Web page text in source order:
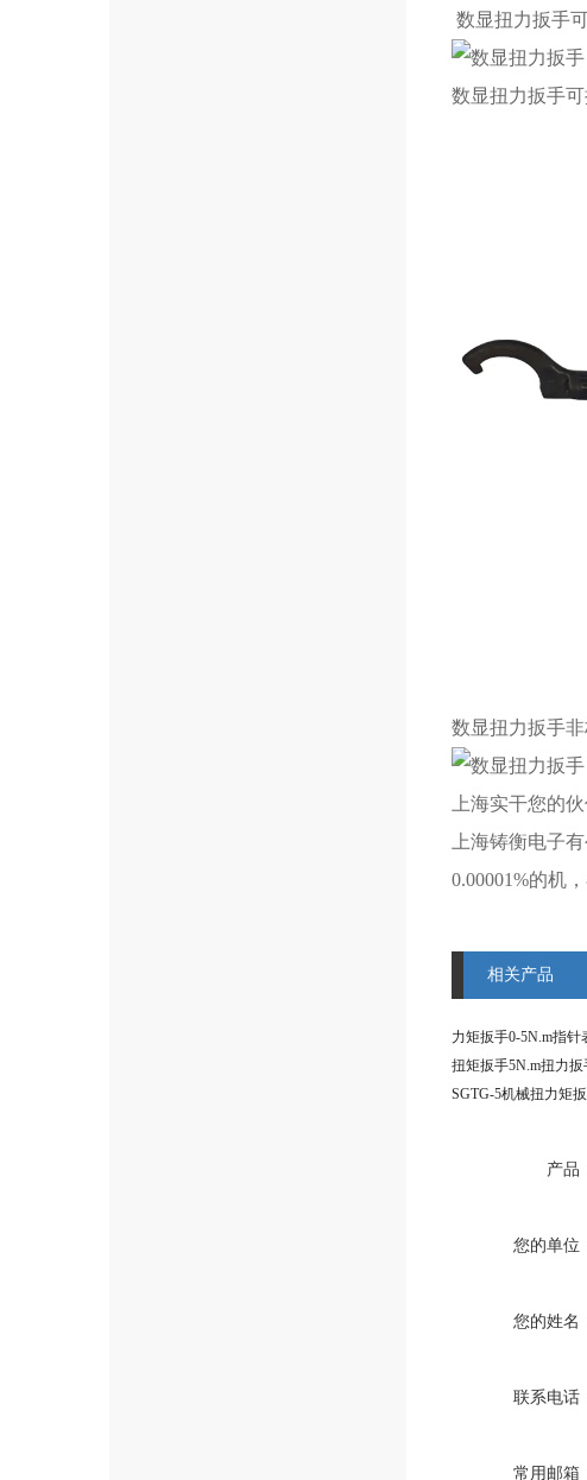
数显扭力扳手
数显扭力扳手
数显扭力扳手非
上海实干您的伙
上海铸衡电子
0.00001%的机
相关产品
产品
您的单位
您的姓名
联系电话
常用邮箱